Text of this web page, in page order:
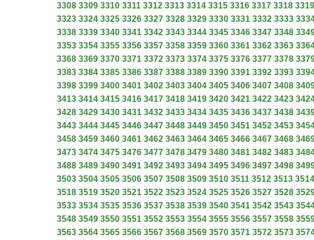
3308 3309 3310 3311 3312 3313 3314 3315 3316 3317 3318 3319
3323 3324 3325 3326 3327 3328 3329 3330 3331 3332 3333
3338 3339 3340 3341 3342 3343 3344 3345 3346 3347 3348
3353 3354 3355 3356 3357 3358 3359 3360 3361 3362 3363
3368 3369 3370 3371 3372 3373 3374 3375 3376 3377 3378
3383 3384 3385 3386 3387 3388 3389 3390 3391 3392 3393
3398 3399 3400 3401 3402 3403 3404 3405 3406 3407 3408
3413 3414 3415 3416 3417 3418 3419 3420 3421 3422 3423
3428 3429 3430 3431 3432 3433 3434 3435 3436 3437 3438
3443 3444 3445 3446 3447 3448 3449 3450 3451 3452 3453
3458 3459 3460 3461 3462 3463 3464 3465 3466 3467 3468
3473 3474 3475 3476 3477 3478 3479 3480 3481 3482 3483
3488 3489 3490 3491 3492 3493 3494 3495 3496 3497 3498
3503 3504 3505 3506 3507 3508 3509 3510 3511 3512 3513 3514
3518 3519 3520 3521 3522 3523 3524 3525 3526 3527 3528
3533 3534 3535 3536 3537 3538 3539 3540 3541 3542 3543
3548 3549 3550 3551 3552 3553 3554 3555 3556 3557 3558
3563 3564 3565 3566 3567 3568 3569 3570 3571 3572 3573